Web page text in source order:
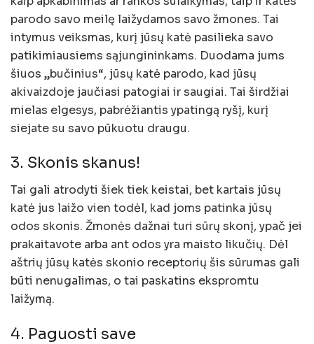
parodo savo meilę laižydamos savo žmones. Tai
intymus veiksmas, kurį jūsų katė pasilieka savo
patikimiausiems sąjungininkams. Duodama jums
šiuos „bučinius“, jūsų katė parodo, kad jūsų
akivaizdoje jaučiasi patogiai ir saugiai. Tai širdžiai
mielas elgesys, pabrėžiantis ypatingą ryšį, kurį
siejate su savo pūkuotu draugu.
3. Skonis skanus!
Tai gali atrodyti šiek tiek keistai, bet kartais jūsų
katė jus laižo vien todėl, kad joms patinka jūsų
odos skonis. Žmonės dažnai turi sūrų skonį, ypač jei
prakaitavote arba ant odos yra maisto likučių. Dėl
aštrių jūsų katės skonio receptorių šis sūrumas gali
būti nenugalimas, o tai paskatins ekspromtu
laižymą.
4. Paguosti save